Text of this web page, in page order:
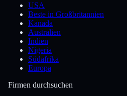
USA
Beste in Großbritannien
Kanada
Australien
Indien
Nigeria
Südafrika
Europa
Firmen durchsuchen